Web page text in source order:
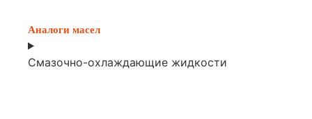
Аналоги масел
Смазочно-охлаждающие жидкости